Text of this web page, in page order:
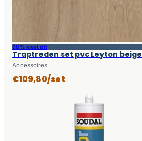
68% kiest dit
Traptreden set pvc Leyton beige
Accessoires
€109,80/set